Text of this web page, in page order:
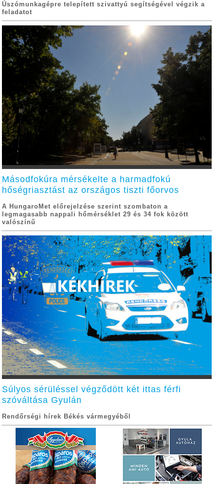
Úszómunkagépre telepített szivattyú segítségével végzik a
feladatot
Másodfokúra mérsékelte a harmadfokú
hőségriasztást az országos tiszti főorvos
A HungaroMet előrejelzése szerint szombaton a
legmagasabb nappali hőmérséklet 29 és 34 fok között
valószínű
Súlyos sérüléssel végződött két ittas férfi
szóváltása Gyulán
Rendőrségi hírek Békés vármegyéből